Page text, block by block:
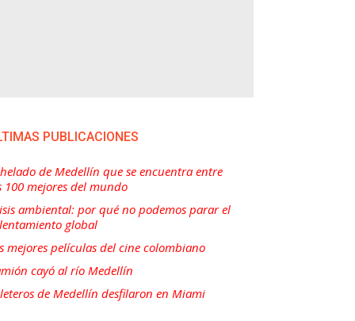
PUBLICACIONES
de Medellín que se encuentra entre
100 mejores del mundo
ambiental: por qué no podemos parar el
global
mejores películas del cine colombiano
cayó al río Medellín
de Medellín desfilaron en Miami